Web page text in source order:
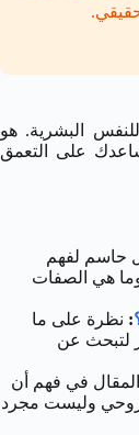
البشرية. هو
على التعمق
حاسم لفهم
وما هي الصفات
: نظرة على ما
لتبحث عن
في فهم أن
روحي وليست مجرد